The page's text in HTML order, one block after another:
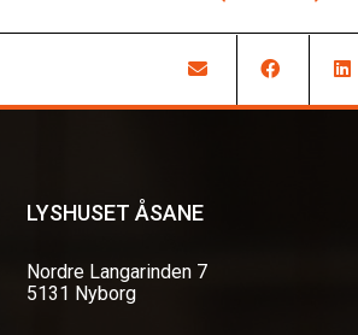
LYSHUSET ÅSANE
Nordre Langarinden 7
5131 Nyborg